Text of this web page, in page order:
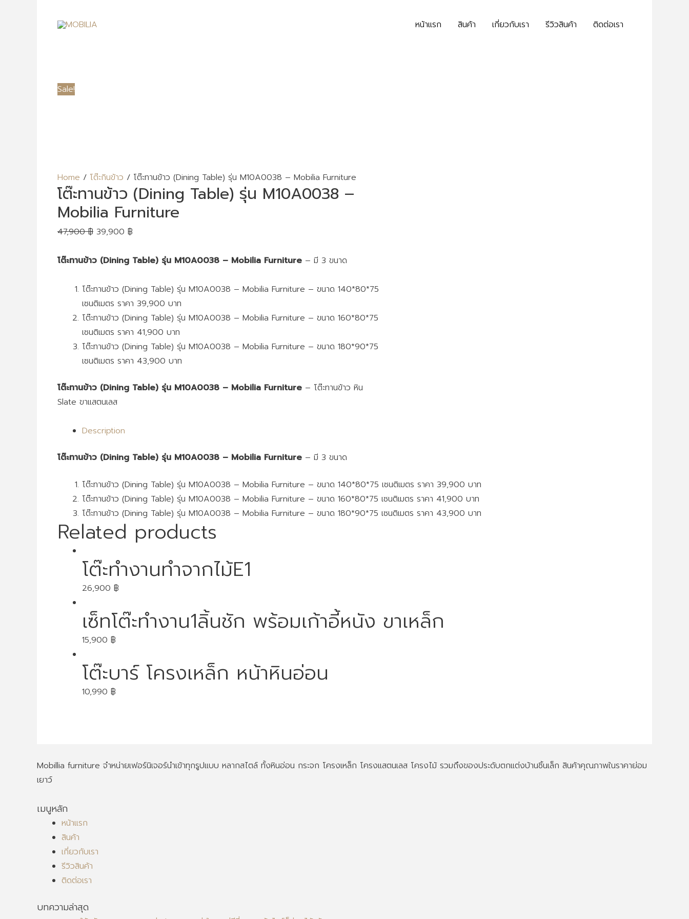
หน้าแรก สินค้า เกี่ยวกับเรา รีวิวสินค้า ติดต่อเรา
Sale!
Home / โต๊ะกินข้าว / โต๊ะทานข้าว (Dining Table) รุ่น M10A0038 – Mobilia Furniture
โต๊ะทานข้าว (Dining Table) รุ่น M10A0038 –
Mobilia Furniture
47,900฿ 39,900 ฿
โต๊ะทานข้าว (Dining Table) รุ่น M10A0038 – Mobilia Furniture – มี 3 ขนาด
โต๊ะทานข้าว (Dining Table) รุ่น M10A0038 – Mobilia Furniture – ขนาด 140*80*75
เซนติเมตร ราคา 39,900 บาท
โต๊ะทานข้าว (Dining Table) รุ่น M10A0038 – Mobilia Furniture – ขนาด 160*80*75
เซนติเมตร ราคา 41,900 บาท
โต๊ะทานข้าว (Dining Table) รุ่น M10A0038 – Mobilia Furniture – ขนาด 180*90*75
เซนติเมตร ราคา 43,900 บาท
โต๊ะทานข้าว (Dining Table) รุ่น M10A0038 – Mobilia Furniture – โต๊ะทานข้าว หิน
Slate ขาแสตนเลส
Description
โต๊ะทานข้าว (Dining Table) รุ่น M10A0038 – Mobilia Furniture – มี 3 ขนาด
โต๊ะทานข้าว (Dining Table) รุ่น M10A0038 – Mobilia Furniture – ขนาด 140*80*75 เซนติเมตร ราคา 39,900 บาท
โต๊ะทานข้าว (Dining Table) รุ่น M10A0038 – Mobilia Furniture – ขนาด 160*80*75 เซนติเมตร ราคา 41,900 บาท
โต๊ะทานข้าว (Dining Table) รุ่น M10A0038 – Mobilia Furniture – ขนาด 180*90*75 เซนติเมตร ราคา 43,900 บาท
Related products
โต๊ะทำงานทำจากไม้E1
26,900 ฿
เซ็ทโต๊ะทำงาน1ลิ้นชัก พร้อมเก้าอี้หนัง ขาเหล็ก
15,900 ฿
โต๊ะบาร์ โครงเหล็ก หน้าหินอ่อน
10,990 ฿
Mobillia furniture จำหน่ายเฟอร์นิเจอร์นำเข้าทุกรูปแบบ หลากสไตล์ ทั้งหินอ่อน กระจก โครงเหล็ก โครงแสตนเลส โครงไม้ รวมถึงของประดับตกแต่งบ้านชิ้นเล็ก สินค้าคุณภาพในราคาย่อม
เยาว์
เมนูหลัก
หน้าแรก
สินค้า
เกี่ยวกับเรา
รีวิวสินค้า
ติดต่อเรา
บทความล่าสุด